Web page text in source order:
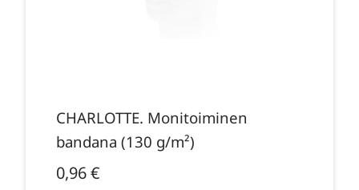
CHARLOTTE. Monitoiminen
bandana (130 g/m²)
0,96€